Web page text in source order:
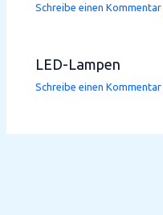
Schreibe einen Kommentar
LED-Lampen
Schreibe einen Kommentar